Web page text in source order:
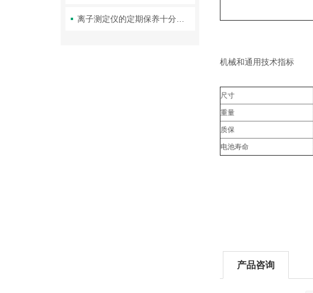
机械和通用技术指标
尺寸
重量
质保
电池寿命
产品咨询